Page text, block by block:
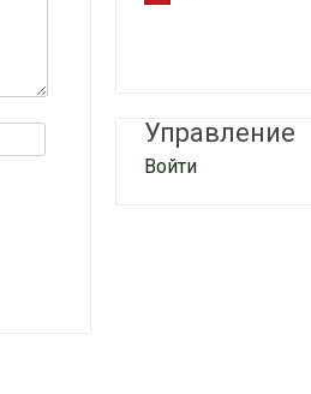
Управление
Войти